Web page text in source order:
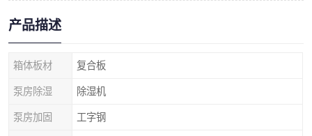
产品描述
箱体板材 复合板
泵房除湿 除湿机
泵房加固 工字钢